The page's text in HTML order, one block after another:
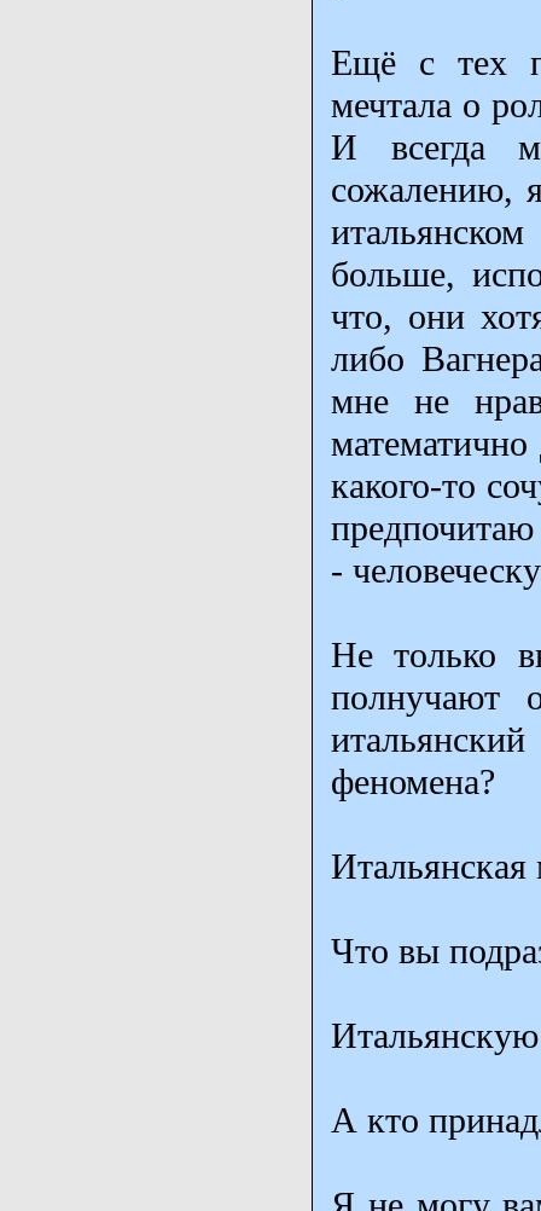
Ещё с тех
мечтала о
И всегда
сожалению,
больше,
что, они
либо
мне не
какого-то
-
Не только
полнучают
феномена?
Что вы
А кто